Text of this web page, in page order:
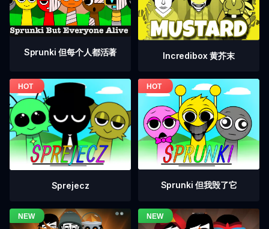
Sprunki 但每个人都活著 Incredibox 黄芥末
Sprejecz Sprunki 但我毁了它